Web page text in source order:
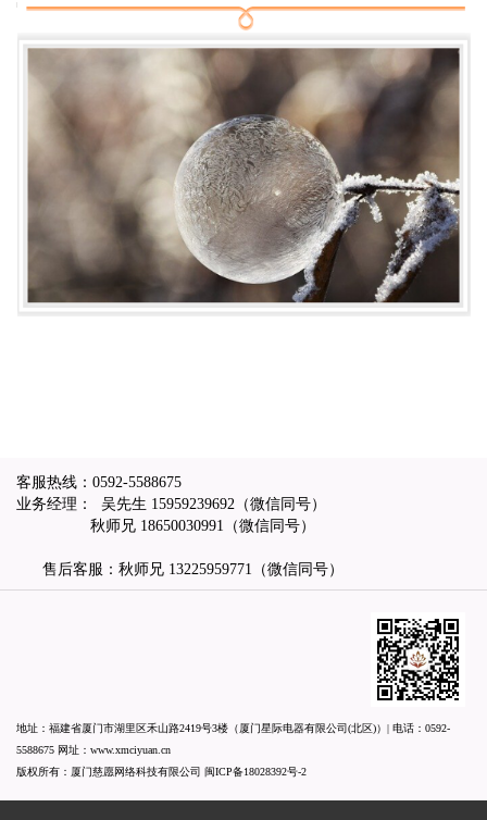
客服热线： 0592-5588675
业务经理： 吴先生 15959239692 （微信同号）
秋师兄 18650030991 （微信同号）
售后客服：秋师兄 13225959771 （微信同号）
地址：福建省厦门市湖里区禾山路2419号3楼（厦门星际电器有限公司(北区)）| 电话： 0592-
5588675 网址： www.xmciyuan.cn
版权所有：厦门慈愿网络科技有限公司 闽ICP备18028392号-2